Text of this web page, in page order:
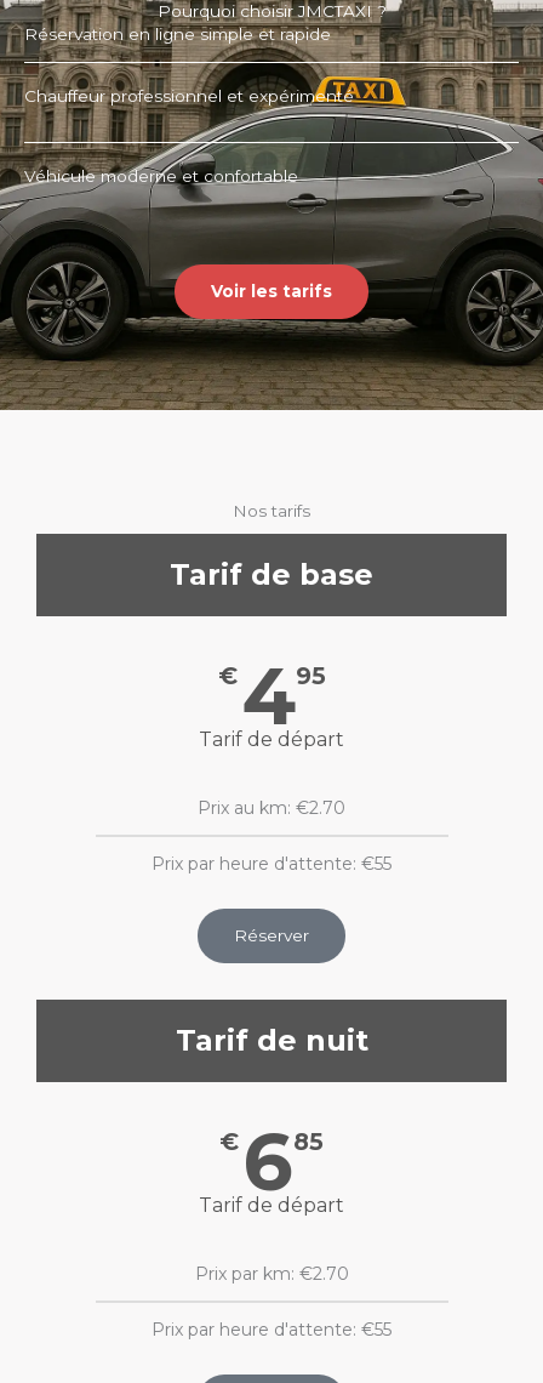
Pourquoi choisir JMCTAXI ?
Réservation en ligne simple et rapide
Chauffeur professionnel et expérimenté
Véhicule moderne et confortable
Voir les tarifs
Nos tarifs
Tarif de base
€ 495
Tarif de départ
Prix au km: €2.70
Prix par heure d'attente: €55
Réserver
Tarif de nuit
€ 685
Tarif de départ
Prix par km: €2.70
Prix par heure d'attente: €55